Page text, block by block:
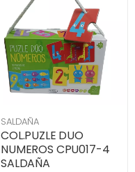
SALDAÑA
COL.PUZLE DUO
NUMEROS CPU017-4
SALDAÑA